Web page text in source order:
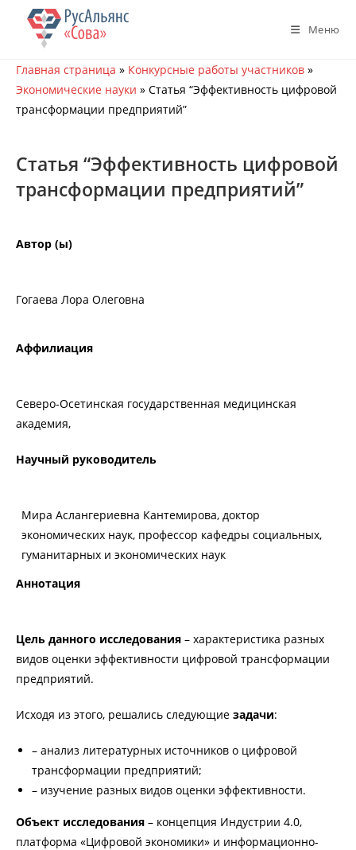
Перейти
содержимому
Меню
Главная страница » Конкурсные работы участников »
Экономические науки » Статья “Эффективность цифровой
трансформации предприятий”
Статья “Эффективность цифровой
трансформации предприятий”
Автор (ы)
Гогаева Лора Олеговна
Аффилиация
Северо-Осетинская государственная медицинская
академия,
Научный руководитель
Мира Аслангериевна Кантемирова, доктор
экономических наук, профессор кафедры социальных,
гуманитарных и экономических наук
Аннотация
Цель данного исследования – характеристика разных
видов оценки эффективности цифровой трансформации
предприятий.
Исходя из этого, решались следующие задачи:
– анализ литературных источников о цифровой
трансформации предприятий;
– изучение разных видов оценки эффективности.
Объект исследования – концепция Индустрии 4.0,
платформа «Цифровой экономики» и информационно-